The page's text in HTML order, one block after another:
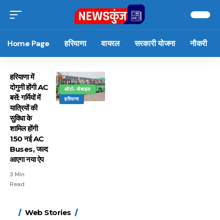
Home Page हरियाणा वायरल सरकारी योजना नौकरी
ऑटो-मोबाइल
हरियाणा
हरियाणा में
दोगुनी होंगी AC
बसें: गर्मियों में
यात्रियों की
सुविधा के
शामिल होंगी
150 नई AC
Buses, जल्द
आएगा नया ऐप
3 Min
Read
Web Stories
15 नवंबर से लागू होंगे
मोटापे को कम करने के लिए